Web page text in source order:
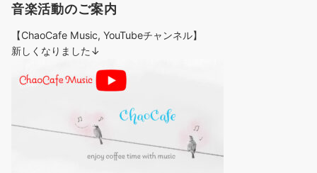
音楽活動のご案内
【ChaoCafe Music, YouTubeチャンネル】
新しくなりました↓